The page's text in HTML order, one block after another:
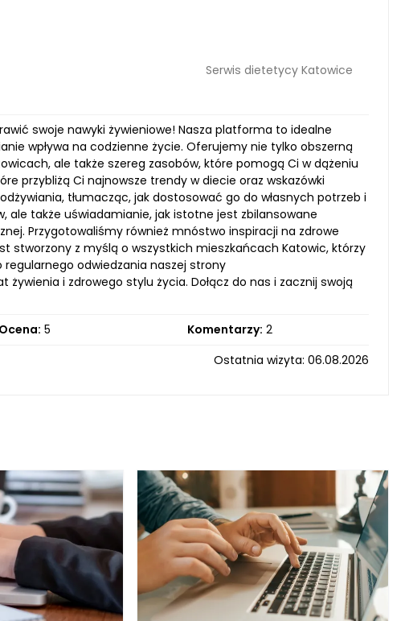
Serwis dietetycy Katowice
swoje nawyki żywieniowe! Nasza platforma to idealne
wpływa na codzienne życie. Oferujemy nie tylko obszerną
ale także szereg zasobów, które pomogą Ci w dążeniu
przybliżą Ci najnowsze trendy w diecie oraz wskazówki
tłumacząc, jak dostosować go do własnych potrzeb i
ale także uświadamianie, jak istotne jest zbilansowane
Przygotowaliśmy również mnóstwo inspiracji na zdrowe
stworzony z myślą o wszystkich mieszkańcach Katowic, którzy
odwiedzania naszej strony
i zdrowego stylu życia. Dołącz do nas i zacznij swoją
Ocena: 5 Komentarzy: 2
Ostatnia wizyta: 06.08.2026